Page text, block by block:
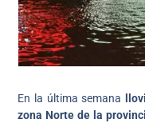
En la última semana
zona Norte de la